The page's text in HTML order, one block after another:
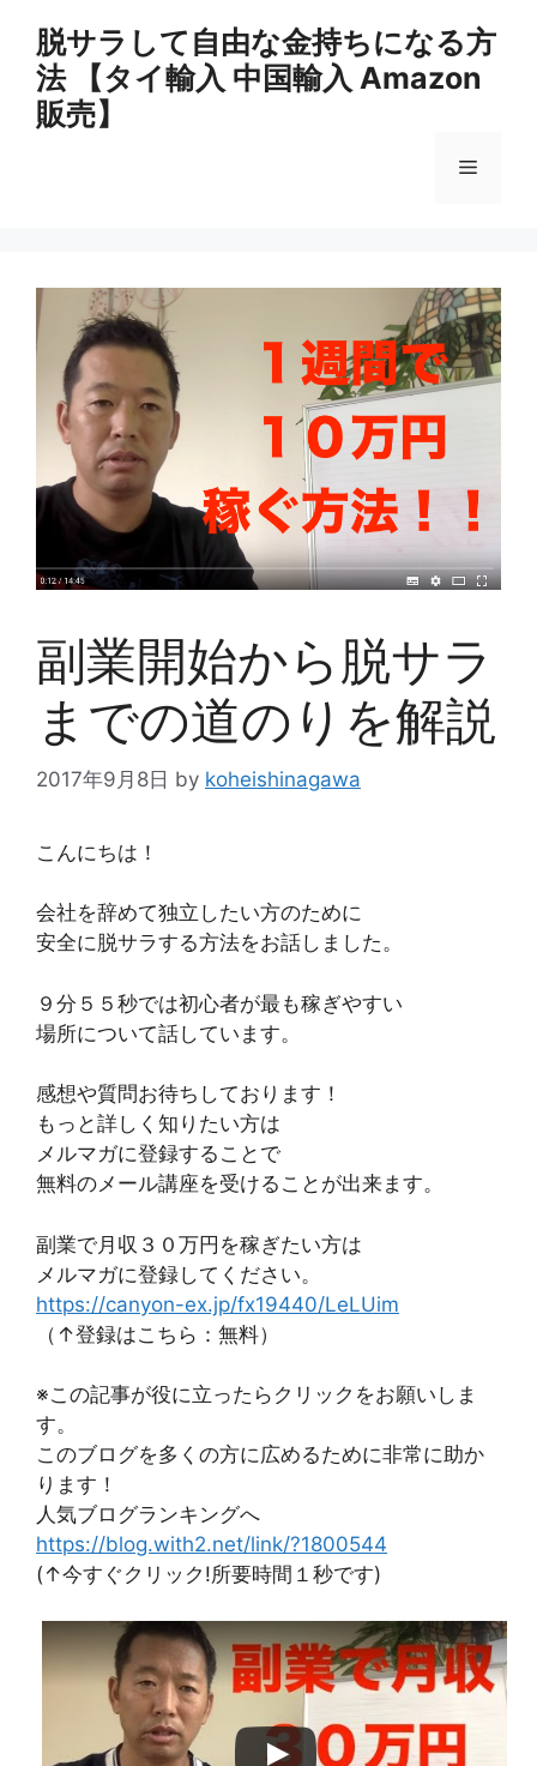
脱サラして自由な金持ちになる方
法 【タイ輸入 中国輸入 Amazon
販売】
メ
ュ
ー
副業開始から脱サラ
までの道のりを解説
2017年9月8日 by koheishinagawa
こんにちは！
会社を辞めて独立したい方のために
安全に脱サラする方法をお話しました。
９分５５秒では初心者が最も稼ぎやすい
場所について話しています。
感想や質問お待ちしております！
もっと詳しく知りたい方は
メルマガに登録することで
無料のメール講座を受けることが出来ます。
副業で月収３０万円を稼ぎたい方は
メルマガに登録してください。
https://canyon-ex.jp/fx19440/LeLUim
（↑登録はこちら：無料）
※この記事が役に立ったらクリックをお願いしま
す。
このブログを多くの方に広めるために非常に助か
ります！
人気ブログランキングへ
https://blog.with2.net/link/?1800544
(↑今すぐクリック!所要時間１秒です)